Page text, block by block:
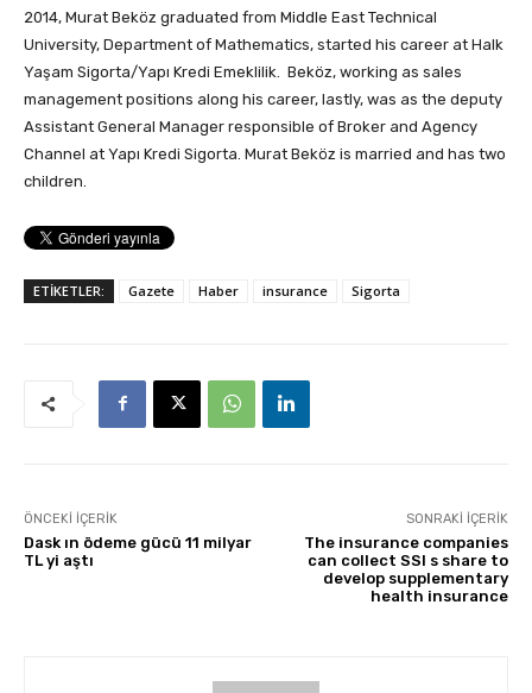
2014, Murat Beköz graduated from Middle East Technical
University, Department of Mathematics, started his career at Halk
Yaşam Sigorta/Yapı Kredi Emeklilik. Beköz, working as sales
management positions along his career, lastly, was as the deputy
Assistant General Manager responsible of Broker and Agency
Channel at Yapı Kredi Sigorta. Murat Beköz is married and has two
children.
ETİKETLER: Gazete Haber insurance Sigorta
ÖNCEKI İÇERIK
Dask ın ödeme gücü 11 milyar
TL yi aştı
SONRAKI İÇERIK
The insurance companies
can collect SSI s share to
develop supplementary
health insurance